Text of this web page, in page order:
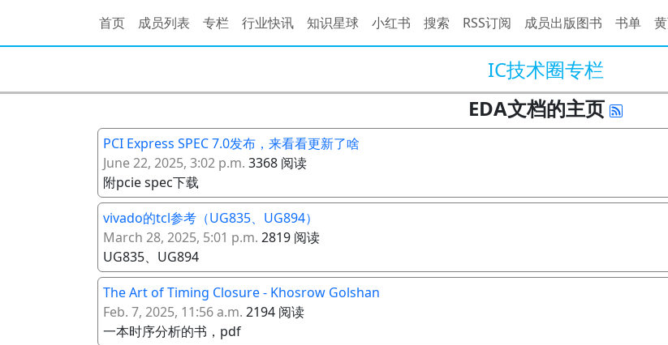
首页 成员列表 专栏 行业快讯 知识星球 小红书 搜索 RSS订阅 成员出版图书 书单
IC技术圈专栏
EDA文档的主页
PCI Express SPEC 7.0发布，来看看更新了啥
June 22, 2025, 3:02 p.m. 3368 阅读
附pcie spec下载
vivado的tcl参考（UG835、UG894）
March 28, 2025, 5:01 p.m. 2819 阅读
UG835、UG894
The Art of Timing Closure - Khosrow Golshan
Feb. 7, 2025, 11:56 a.m. 2194 阅读
一本时序分析的书，pdf